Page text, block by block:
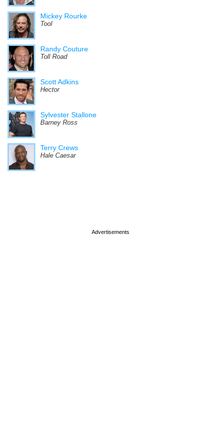
Mickey Rourke
Tool
Randy Couture
Toll Road
Scott Adkins
Hector
Sylvester Stallone
Barney Ross
Terry Crews
Hale Caesar